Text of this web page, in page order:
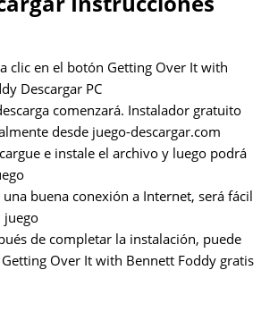
clic en el botón Getting Over It with
Descargar PC
comenzará. Instalador gratuito
desde juego-descargar.com
e instale el archivo y luego podrá
una buena conexión a Internet, será fácil
juego
de completar la instalación, puede
Over It with Bennett Foddy gratis